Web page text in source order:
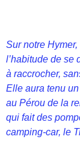
Sur notre
l’habitude de se
à raccrocher,
Elle aura tenu
au Pérou de la
qui fait des
camping-car, le